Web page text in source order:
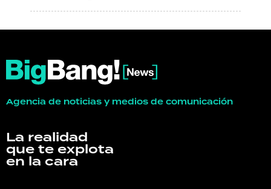
Agencia de noticias y medios de comunicación
La realidad
que te explota
en la cara